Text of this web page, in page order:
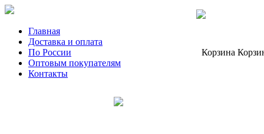
Главная
Доставка и оплата
По России
Оптовым покупателям
Контакты
Корзина